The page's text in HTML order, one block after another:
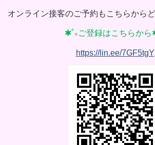
オンライン接客のご予約もこちらからど
✱˚₊ご登録はこちらから
https://lin.ee/7GF5tgY